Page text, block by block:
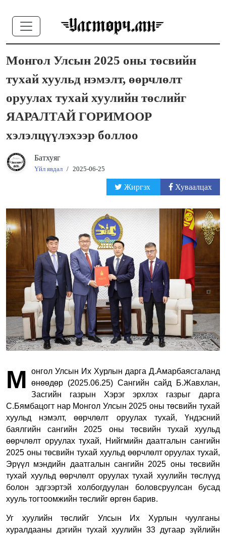
Монгол Улсын 2025 оны төсвийн
тухай хуульд нэмэлт, өөрчлөлт
оруулах тухай хуулийн төслийг
ЯАРАЛТАЙ ГОРИМООР
хэлэлцүүлэхээр боллоо
Батхуяг
Үйл явдал / 2025-06-25
Жиргэх Хуваалцах
М
онгол Улсын Их Хурлын дарга Д.Амарбаясгаланд
өнөөдөр (2025.06.25) Сангийн сайд Б.Жавхлан,
Засгийн газрын Хэрэг эрхлэх газрыг дарга
С.Бямбацогт нар Монгол Улсын 2025 оны төсвийн тухай
хуульд нэмэлт, өөрчлөлт оруулах тухай, Үндэсний
баялгийн сангийн 2025 оны төсвийн тухай хуульд
өөрчлөлт оруулах тухай, Нийгмийн даатгалын сангийн
2025 оны төсвийн тухай хуульд өөрчлөлт оруулах тухай,
Эрүүл мэндийн даатгалын сангийн 2025 оны төсвийн
тухай хуульд өөрчлөлт оруулах тухай хуулийн төслүүд
болон эдгээртэй холбогдуулан боловсруулсан бусад
хууль тогтоомжийн төслийг өргөн барив.
Уг хуулийн төслийг Улсын Их Хурлын чуулганы
хуралдааны дэгийн тухай хуулийн 33 дугаар зүйлийн